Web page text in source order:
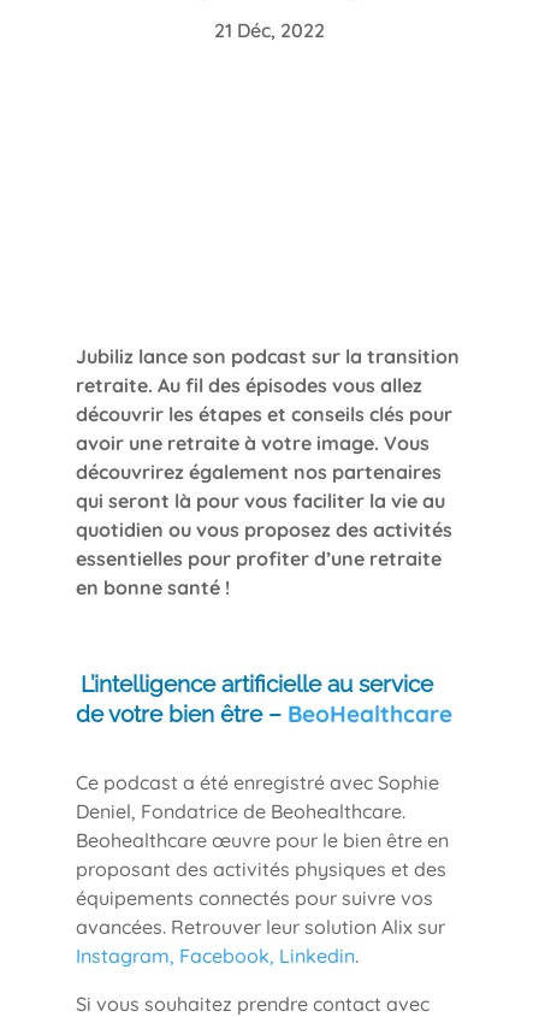
21 Déc, 2022
Jubiliz lance son podcast sur la transition
retraite. Au fil des épisodes vous allez
découvrir les étapes et conseils clés pour
avoir une retraite à votre image. Vous
découvrirez également nos partenaires
qui seront là pour vous faciliter la vie au
quotidien ou vous proposez des activités
essentielles pour profiter d’une retraite
en bonne santé !
L’intelligence artificielle au service
de votre bien être – BeoHealthcare
Ce podcast a été enregistré avec Sophie
Deniel, Fondatrice de Beohealthcare.
Beohealthcare œuvre pour le bien être en
proposant des activités physiques et des
équipements connectés pour suivre vos
avancées. Retrouver leur solution Alix sur
Instagram, Facebook, Linkedin.
Si vous souhaitez prendre contact avec